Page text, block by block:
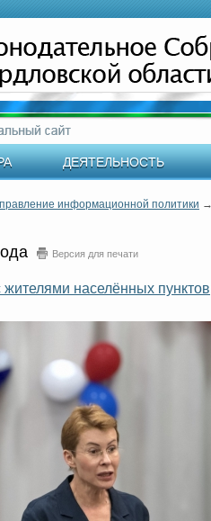
ДЕЯТЕЛЬНОСТЬ
информационной политики →
Версия для печати
населённых